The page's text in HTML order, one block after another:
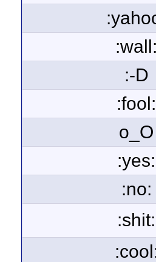
:wall:
:-D
:fool:
o_O
:yes:
:no:
:shit: